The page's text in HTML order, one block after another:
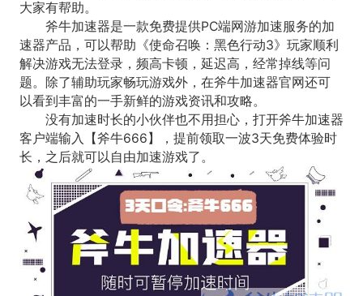
大家有帮助。
斧牛加速器是一款免费提供PC端网游加速服务的加
速器产品，可以帮助《使命召唤：黑色行动3》玩家顺利
解决游戏无法登录，频高卡顿，延迟高，经常掉线等问
题。除了辅助玩家畅玩游戏外，在斧牛加速器官网还可
以看到丰富的一手新鲜的游戏资讯和攻略。
没有加速时长的小伙伴也不用担心，打开斧牛加速器
客户端输入【斧牛666】，提前领取一波3天免费体验时
长，之后就可以自由加速游戏了。